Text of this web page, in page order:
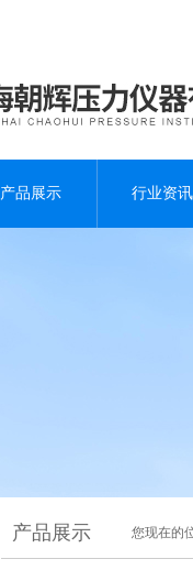
产品展示 行业资讯
产品展示 您现在的